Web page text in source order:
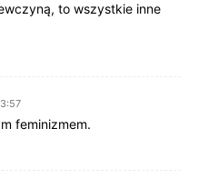
to wszystkie inne
feminizmem.